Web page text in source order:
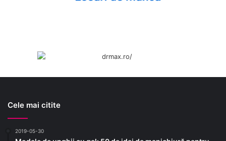
Cele mai citite
2019-05-30